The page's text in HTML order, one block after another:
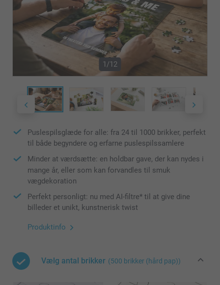
1/12
Puslespilsglæde for alle: fra 24 til 1000 brikker, perfekt
til både begyndere og erfarne puslespilssamlere
Minder at værdsætte: en holdbar gave, der kan nydes i
mange år, eller som kan forvandles til smuk
vægdekoration
Perfekt personligt: nu med AI-filtre* til at give dine
billeder et unikt, kunstnerisk twist
Produktinfo
Vælg antal brikker (500 brikker (hård pap))